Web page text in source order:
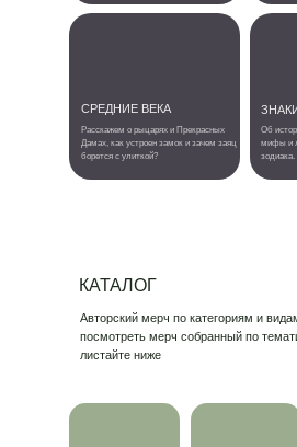
Об
мифы и
зодиака.
Расскажем о рыцарях и Прекрасных
Дамах, как устроен замок и зачем заяц
борется с улиткой?
СРЕДНИЕ ВЕКА
КАТАЛОГ
Авторский мерч по категориям и
посмотреть мерч собранный по
листайте ниже